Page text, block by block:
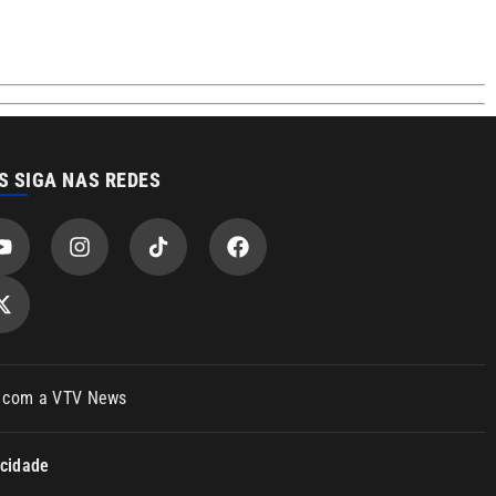
SIGA NAS REDES
a VTV News